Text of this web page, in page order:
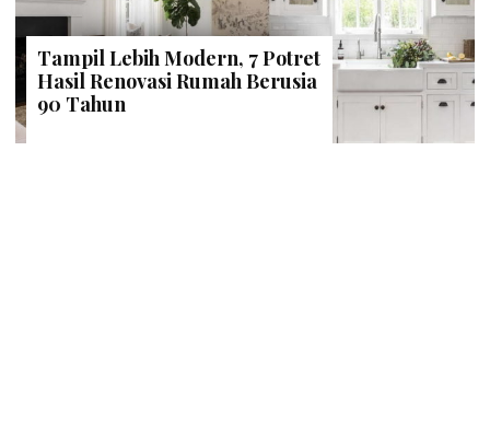
Tampil Lebih Modern, 7 Potret
Hasil Renovasi Rumah Berusia
90 Tahun